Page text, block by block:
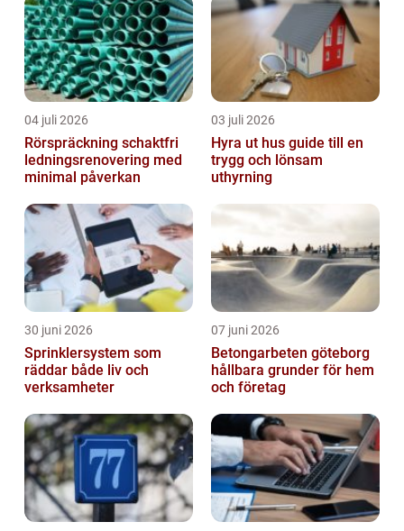
04 juli 2026
Rörspräckning schaktfri
ledningsrenovering med
minimal påverkan
03 juli 2026
Hyra ut hus guide till en
trygg och lönsam
uthyrning
30 juni 2026
Sprinklersystem som
räddar både liv och
verksamheter
07 juni 2026
Betongarbeten göteborg
hållbara grunder för hem
och företag